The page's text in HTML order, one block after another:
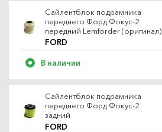
Сайлентблок подрамника
переднего Форд Фокус-2
передний Lemforder (оригинал)
FORD
В наличии
Сайлентблок подрамника
переднего Форд Фокус-2
задний
FORD